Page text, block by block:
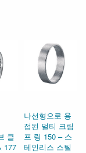
클
177
나선형으로 용
접된 멀티 크림
프 링 150 – 스
테인리스 스틸